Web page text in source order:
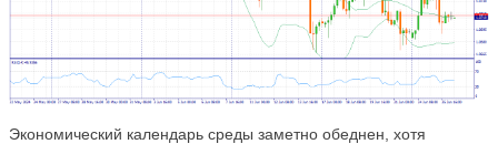
Экономический календарь среды заметно обеднен, хотя